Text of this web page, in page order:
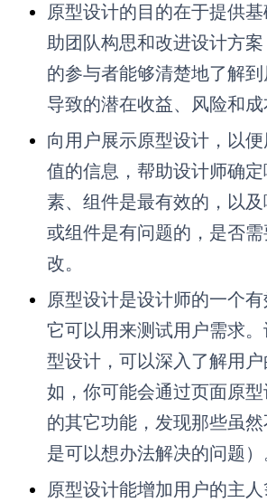
原型设计的目的在于提供
助团队构思和改进设计方
的参与者能够清楚地了解
导致的潜在收益、风险和成
向用户展示原型设计，以
值的信息，帮助设计师确
素、组件是最有效的，以
或组件是有问题的，是否
改。
原型设计是设计师的一个
它可以用来测试用户需求
型设计，可以深入了解用
如，你可能会通过页面原
的其它功能，发现那些虽
是可以想办法解决的问题）
原型设计能增加用户的主